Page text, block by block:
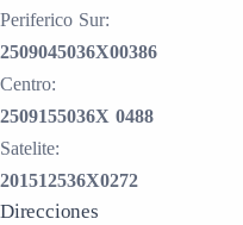
Periferico Sur:
2509045036X00386
Centro:
2509155036X 0488
Satelite:
201512536X0272
Direcciones